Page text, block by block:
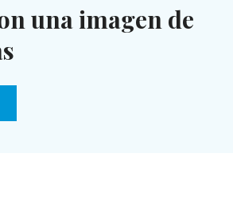
una imagen de